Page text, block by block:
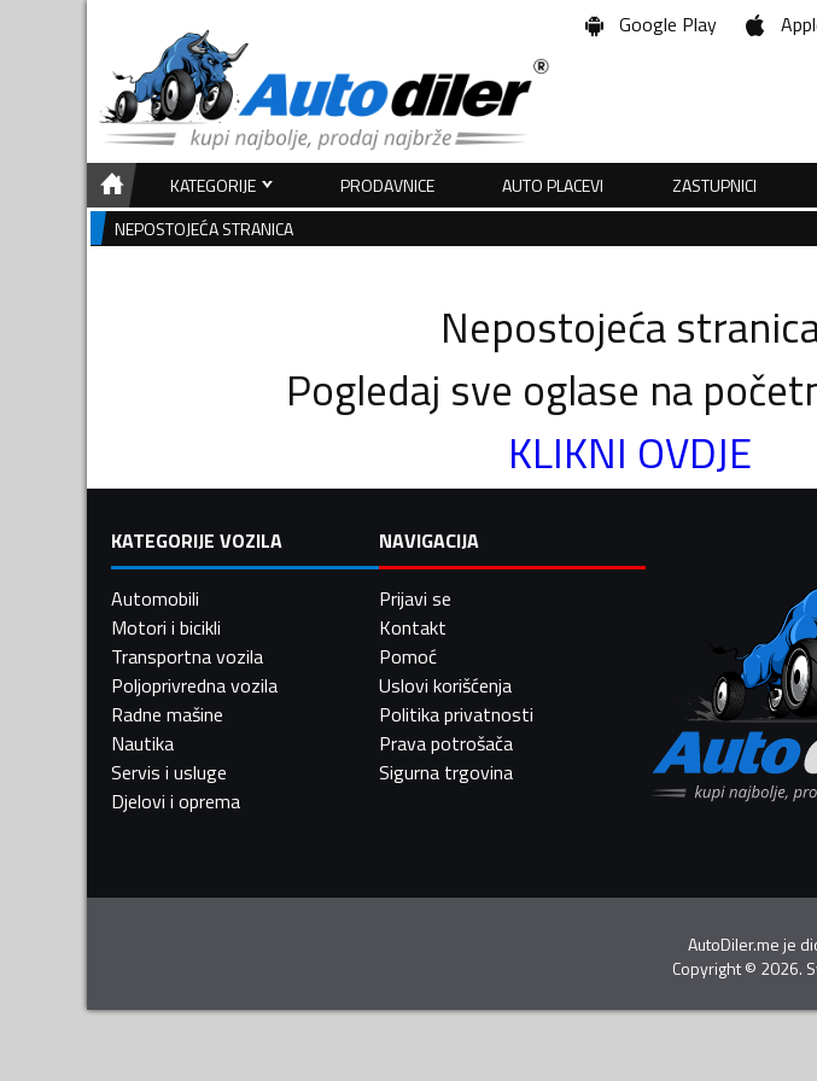
Google Play
KATEGORIJE PRODAVNICE AUTO PLACEVI ZASTUPNICI
NEPOSTOJEĆA STRANICA
Nepostojeća
Pogledaj sve oglase na
KLIKNI OVDJE
KATEGORIJE VOZILA
Automobili
Motori i bicikli
Transportna vozila
Poljoprivredna vozila
Radne mašine
Nautika
Servis i usluge
Djelovi i oprema
NAVIGACIJA
Prijavi se
Kontakt
Pomoć
Uslovi korišćenja
Politika privatnosti
Prava potrošača
Sigurna trgovina
AutoDiler.me je
Copyright© 2026.